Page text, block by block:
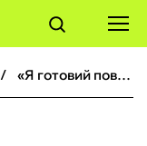
«Я готовий повернутися в Україну»: екс-гравець Динамо та збірної Харатін хоче залишити Легію